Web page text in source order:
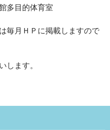
多目的体育室
ＨＰに掲載しますので
ます。